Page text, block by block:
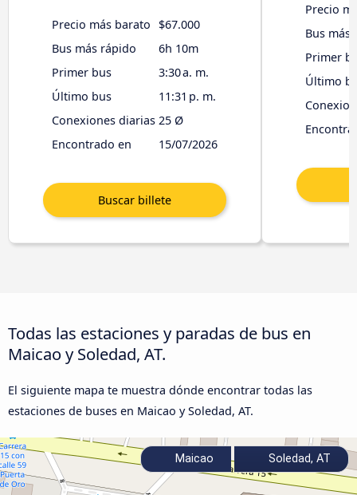
Precio más barato
$67.000
Bus más rápido
6h 10m
Primer bus
3:30 a. m.
Último bus
11:31 p. m.
Conexiones diarias 25 Ø
Encontrado en
15/07/2026
Precio
Bus más
Primer
Último
Todas las estaciones y paradas de bus en
Maicao y Soledad, AT.
El siguiente mapa te muestra dónde encontrar todas las
estaciones de buses en Maicao y Soledad, AT.
Maicao Soledad, AT